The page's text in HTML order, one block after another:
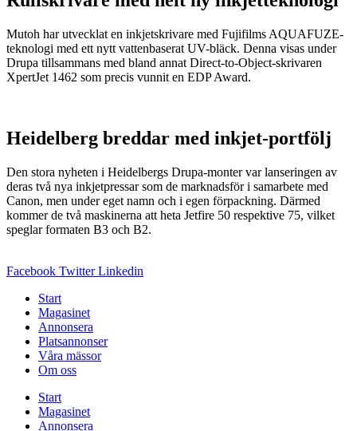
Mutoh har utvecklat en inkjetskrivare med Fujifilms AQUAFUZE-
teknologi med ett nytt vattenbaserat UV-bläck. Denna visas under
Drupa tillsammans med bland annat Direct-to-Object-skrivaren
XpertJet 1462 som precis vunnit en EDP Award.
Heidelberg breddar med inkjet-portfölj
Den stora nyheten i Heidelbergs Drupa-monter var lanseringen av
deras två nya inkjetpressar som de marknadsför i samarbete med
Canon, men under eget namn och i egen förpackning. Därmed
kommer de två maskinerna att heta Jetfire 50 respektive 75, vilket
speglar formaten B3 och B2.
Facebook Twitter Linkedin
Start
Magasinet
Annonsera
Platsannonser
Våra mässor
Om oss
Start
Magasinet
Annonsera